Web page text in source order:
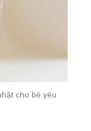
cho bé yêu